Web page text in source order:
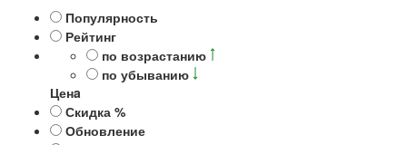
Популярность
Рейтинг
по возрастанию
по убыванию
Ценa
Скидка %
Обновление